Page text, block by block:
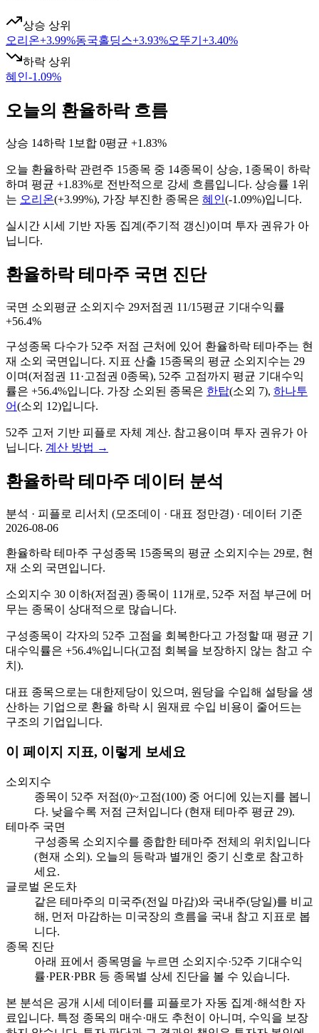
상승 상위
오리온+3.99%동국홀딩스+3.93%오뚜기 +3.40%
하락 상위
혜인-1.09%
오늘의 환율하락 흐름
상승 14하락 1 보합 0평균 +1.83%
오늘 환율하락 관련주 15종목 중 14종목이 상승, 1 종목이 하락
하며 평균 +1.83%로 전반적으로 강세 흐름입니다. 상승률 1위
는 오리온(+3.99%), 가장 부진한 종목은 혜인(-1.09%)입니다.
실시간 시세 기반 자동 집계(주기적 갱신)이며 투자 권유가 아
닙니다.
환율하락 테마주 국면 진단
국면 소외 평균 소외지수 29저점권 11/15평균 기대수익률
+56.4%
구성종목 다수가 52주 저점 근처에 있어 환율하락 테마주는 현
재 소외 국면입니다. 지표 산출 15종목의 평균 소외지수는 29
이며(저점권 11 ·고점권 0종목), 52주 고점까지 평균 기대수익
률은 +56.4%입니다. 가장 소외된 종목은 한탑(소외 7), 하나투
어(소외 12)입니다.
52주 고저 기반 피플로 자체 계산. 참고용이며 투자 권유가 아
닙니다. 계산 방법 →
환율하락테마주 데이터 분석
분석 · 피플로 리서치 (모조데이 · 대표 정만경) · 데이터 기준
2026-08-06
환율하락 테마주 구성종목 15종목의 평균 소외지수는 29로, 현
재 소외 국면입니다.
소외지수 30 이하(저점권) 종목이 11개로, 52주 저점 부근에 머
무는 종목이 상대적으로 많습니다.
구성종목이 각자의 52주 고점을 회복한다고 가정할 때 평균 기
대수익률은 +56.4%입니다(고점 회복을 보장하지 않는 참고 수
치).
대표 종목으로는 대한제당이 있으며, 원당을 수입해 설탕을 생
산하는 기업으로 환율 하락 시 원재료 수입 비용이 줄어드는
구조의 기업입니다.
이 페이지 지표, 이렇게 보세요
소외지수
종목이 52주 저점(0)~고점(100) 중 어디에 있는지를 봅니
다. 낮을수록 저점 근처입니다 (현재 테마주 평균 29).
테마주 국면
구성종목 소외지수를 종합한 테마주 전체의 위치입니다
(현재 소외). 오늘의 등락과 별개인 중기 신호로 참고하
세요.
글로벌 온도차
같은 테마주의 미국주(전일 마감)와 국내주(당일)를 비교
해, 먼저 마감하는 미국장의 흐름을 국내 참고 지표로 봅
니다.
종목 진단
아래 표에서 종목명을 누르면 소외지수·52주 기대수익
률·PER·PBR 등 종목별 상세 진단을 볼 수 있습니다.
본 분석은 공개 시세 데이터를 피플로가 자동 집계·해석한 자
료입니다. 특정 종목의 매수·매도 추천이 아니며, 수익을 보장